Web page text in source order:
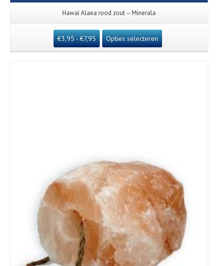
Hawaï Alaea rood zout – Minerala
€3,95- €7,95 Opties selecteren